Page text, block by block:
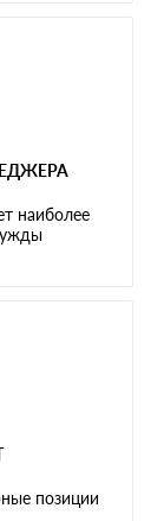
наиболее
позиции